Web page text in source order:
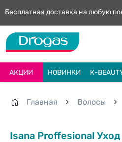
Бесплатная доставка на любую
АКЦИИ НОВИНКИ К-
Главная Волосы
Isana Proffesional